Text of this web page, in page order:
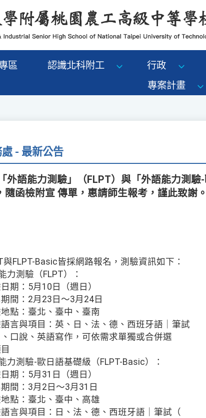
區 認識北科附工 行政
專案計畫
- 最新公告
外語能力測驗」（FLPT）與「外語能力測
隨函檢附宣 傳單，惠請師生報考，謹此致謝。
與FLPT-Basic皆採網路報名，測驗資訊如下：
力測驗（FLPT）：
期：5月10日（週日）
間：2月23日～3月24日
點：臺北、臺中、臺南
語言與項目：英、日、法、德、西班牙語｜筆試
、口說、英語寫作，可依需求單獨或合併選
力測驗-歐日語基礎級（FLPT-Basic）：
期：5月31日（週日）
間：3月2日～3月31日
點：臺北、臺中、高雄
語言與項目：日、法、德、西班牙語｜筆試（